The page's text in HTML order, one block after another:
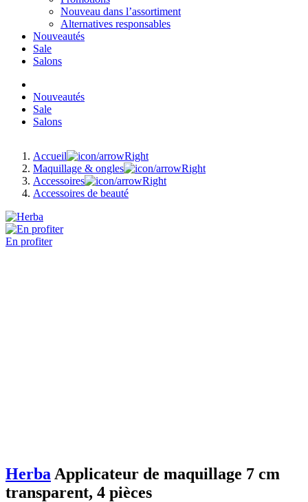
Nouveau dans l’assortiment
Alternatives responsables
Nouveautés
Sale
Salons
Nouveautés
Sale
Salons
Accueil
Maquillage & ongles
Accessoires
Accessoires de beauté
En profiter
Herba Applicateur de maquillage 7 cm
transparent, 4 pièces